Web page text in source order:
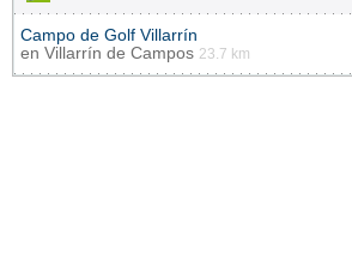
Campo de Golf Villarrín
en Villarrín de Campos 23.7 km